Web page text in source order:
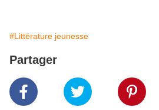
#Littérature jeunesse
Partager